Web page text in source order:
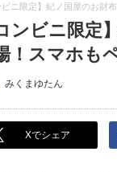
ビニ限定】紀ノ国屋のお財
ンビニ限定
！スマホも
みくまゆたん
Xでシェア